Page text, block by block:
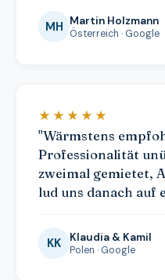
MH Martin Holzmann
Österreich · Google
★★★★★
"Wärmstens
Professionalität
zweimal gemietet,
lud uns danach auf
KK Klaudia & Kamil
Polen · Google